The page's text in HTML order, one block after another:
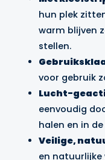
hun plek
warm blijven
stellen.
voor gebruik
Lucht-
eenvoudig
halen en in
Veilige,
en